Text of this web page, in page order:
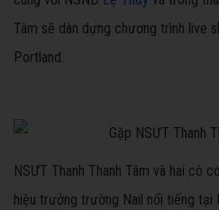
Tâm sẽ dàn dựng chương trình live
Portland.
NSƯT Thanh Thanh Tâm và hai cô
hiệu trưởng trường Nail nổi tiếng tại